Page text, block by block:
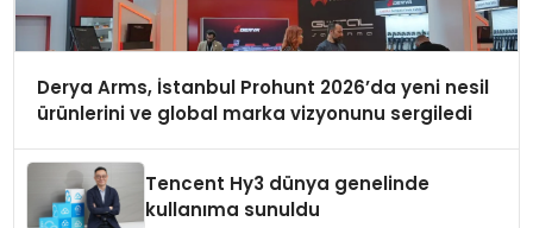
Derya Arms, İstanbul Prohunt 2026’da yeni nesil
ürünlerini ve global marka vizyonunu sergiledi
Tencent Hy3 dünya genelinde
kullanıma sunuldu